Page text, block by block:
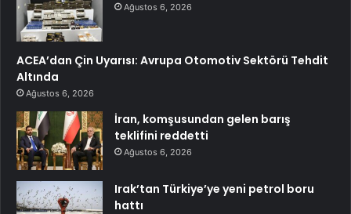
Ağustos 6, 2026
ACEA’dan Çin Uyarısı: Avrupa Otomotiv Sektörü Tehdit
Altında
Ağustos 6, 2026
İran, komşusundan gelen barış
teklifini reddetti
Ağustos 6, 2026
Irak’tan Türkiye’ye yeni petrol boru
hattı